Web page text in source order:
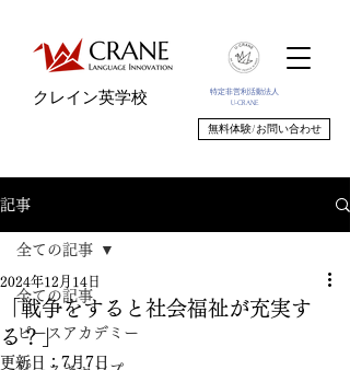
特定非営利活動法人
U-CRANE
クレイン英学校
無料体験/お問い合わせ
記事
全ての記事
ピースアカデミー
全ての記事
「戦争をすると社会福祉が充実す
る？」
2024年12月14日
更新日： 7月7日